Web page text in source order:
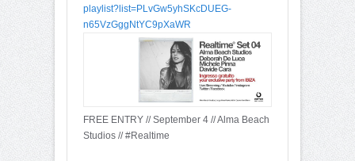
playlist?list=PLvGw5yhSKcDU EG-
n65VzGggNtYC9pXaWR
FREE ENTRY // September 4 // Alma Beach
Studios // #Realtime